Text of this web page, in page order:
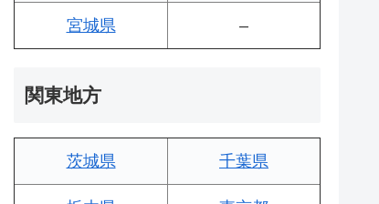
宮城県 –
関東地方
茨城県 千葉県